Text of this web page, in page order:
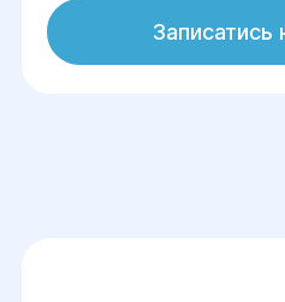
Кріодеструкція є
малотравматичним
Записатись